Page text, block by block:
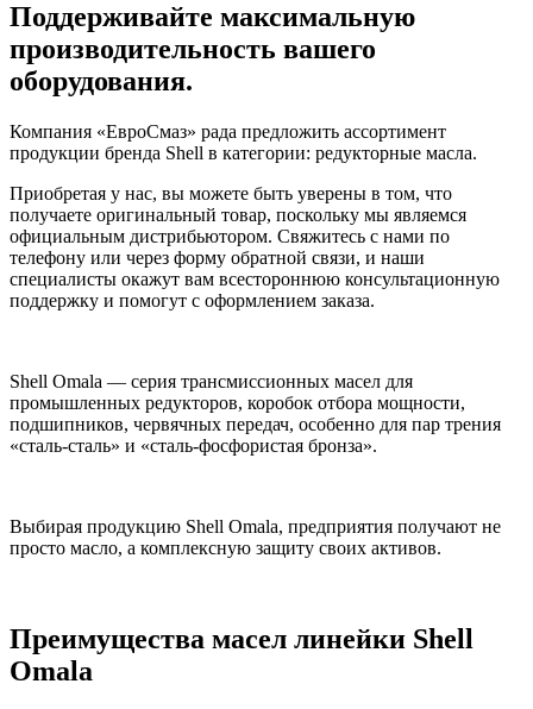
Поддерживайте максимальную
производительность вашего
оборудования.
Компания «ЕвроСмаз» рада предложить ассортимент
продукции бренда Shell в категории: редукторные масла.
Приобретая у нас, вы можете быть уверены в том, что
получаете оригинальный товар, поскольку мы являемся
официальным дистрибьютором. Свяжитесь с нами по
телефону или через форму обратной связи, и наши
специалисты окажут вам всестороннюю консультационную
поддержку и помогут с оформлением заказа.
Shell Omala — серия трансмиссионных масел для
промышленных редукторов, коробок отбора мощности,
подшипников, червячных передач, особенно для пар трения
«сталь-сталь» и «сталь-фосфористая бронза».
Выбирая продукцию Shell Omala, предприятия получают не
просто масло, а комплексную защиту своих активов.
Преимущества масел линейки Shell
Omala